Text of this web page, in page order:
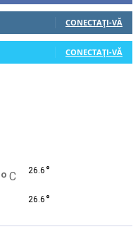
CONECTAȚI-VĂ
CONECTAȚI-VĂ
° C 26.6 °
26.6 °